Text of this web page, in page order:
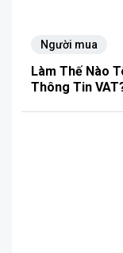
Người mua
Làm Thế Nào
Thông Tin